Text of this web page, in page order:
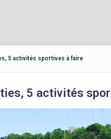
5 activités sportives à faire
5 activités